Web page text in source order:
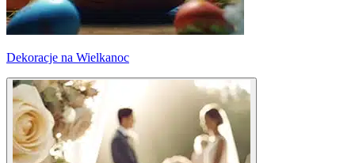
Dekoracje na Wielkanoc